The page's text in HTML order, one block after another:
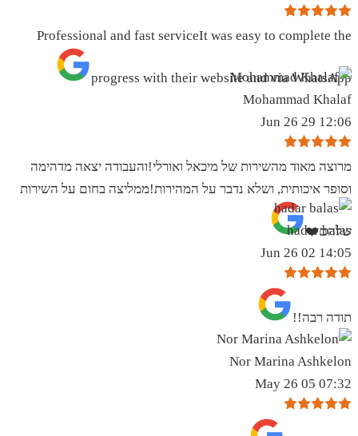
Professional and fast serviceIt was easy to complete the
progress with their website and via WhatsApp
Mohammad Khalaf
12:06 29 Jun 26
מרוצה מאוד מהשירות של מיכאל ואורלי!והעבודה יצאה מדהימה
וסופר איכותית, ושלא נדבר על המהירות!ממליצה בחום על השירות
שלהם❤️
hadar balas
14:05 02 Jun 26
תודה רבה!!
Nor Marina Ashkelon
07:32 05 May 26